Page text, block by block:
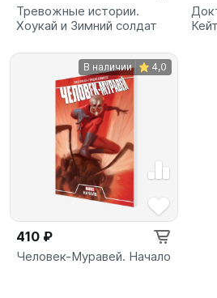
Тревожные истории.
Хоукай и Зимний солдат
В наличии 4,0
410 ₽
Человек-Муравей. Начало